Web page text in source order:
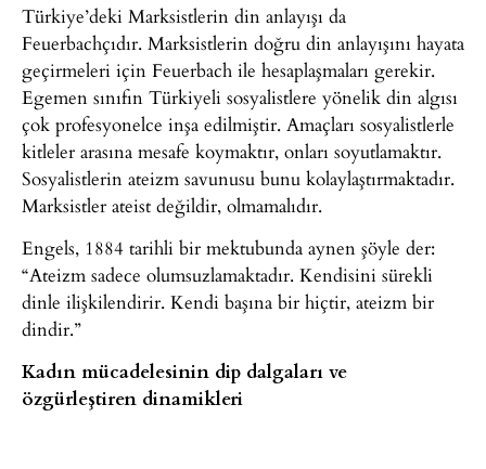
Türkiye’deki Marksistlerin din anlayışı da
Feuerbachçıdır. Marksistlerin doğru din anlayışını hayata
geçirmeleri için Feuerbach ile hesaplaşmaları gerekir.
Egemen sınıfın Türkiyeli sosyalistlere yönelik din algısı
çok profesyonelce inşa edilmiştir. Amaçları sosyalistlerle
kitleler arasına mesafe koymaktır, onları soyutlamaktır.
Sosyalistlerin ateizm savunusu bunu kolaylaştırmaktadır.
Marksistler ateist değildir, olmamalıdır.
Engels, 1884 tarihli bir mektubunda aynen şöyle der:
“Ateizm sadece olumsuzlamaktadır. Kendisini sürekli
dinle ilişkilendirir. Kendi başına bir hiçtir, ateizm bir
dindir.”
Kadın mücadelesinin dip dalgaları ve
özgürleştiren dinamikleri